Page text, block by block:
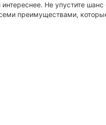
Не упустите шанс
преимуществами,